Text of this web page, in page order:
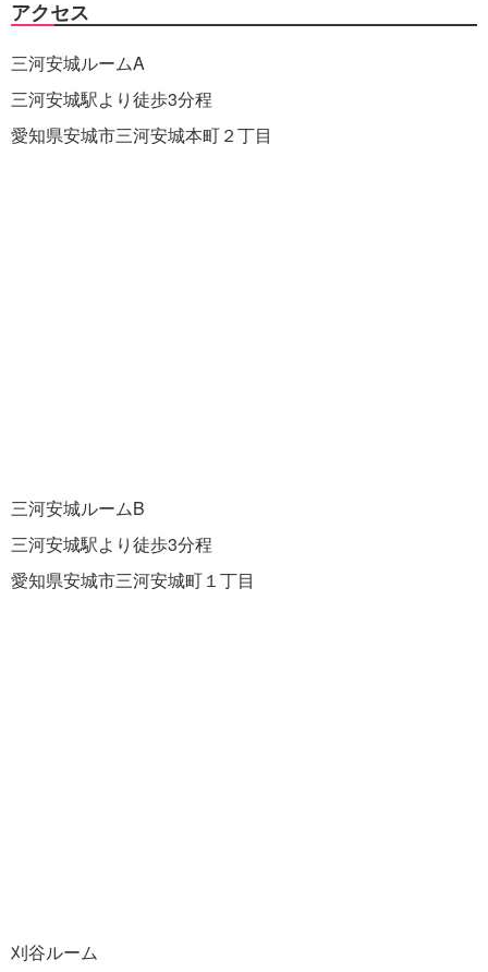
アクセス
三河安城ルームA
三河安城駅より徒歩3分程
愛知県安城市三河安城本町２丁目
三河安城ルームB
三河安城駅より徒歩3分程
愛知県安城市三河安城町１丁目
刈谷ルーム